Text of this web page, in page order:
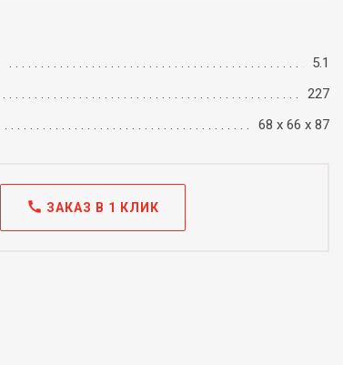
5.1
227
68 х 66 х 87
call ЗАКАЗ В 1 КЛИК